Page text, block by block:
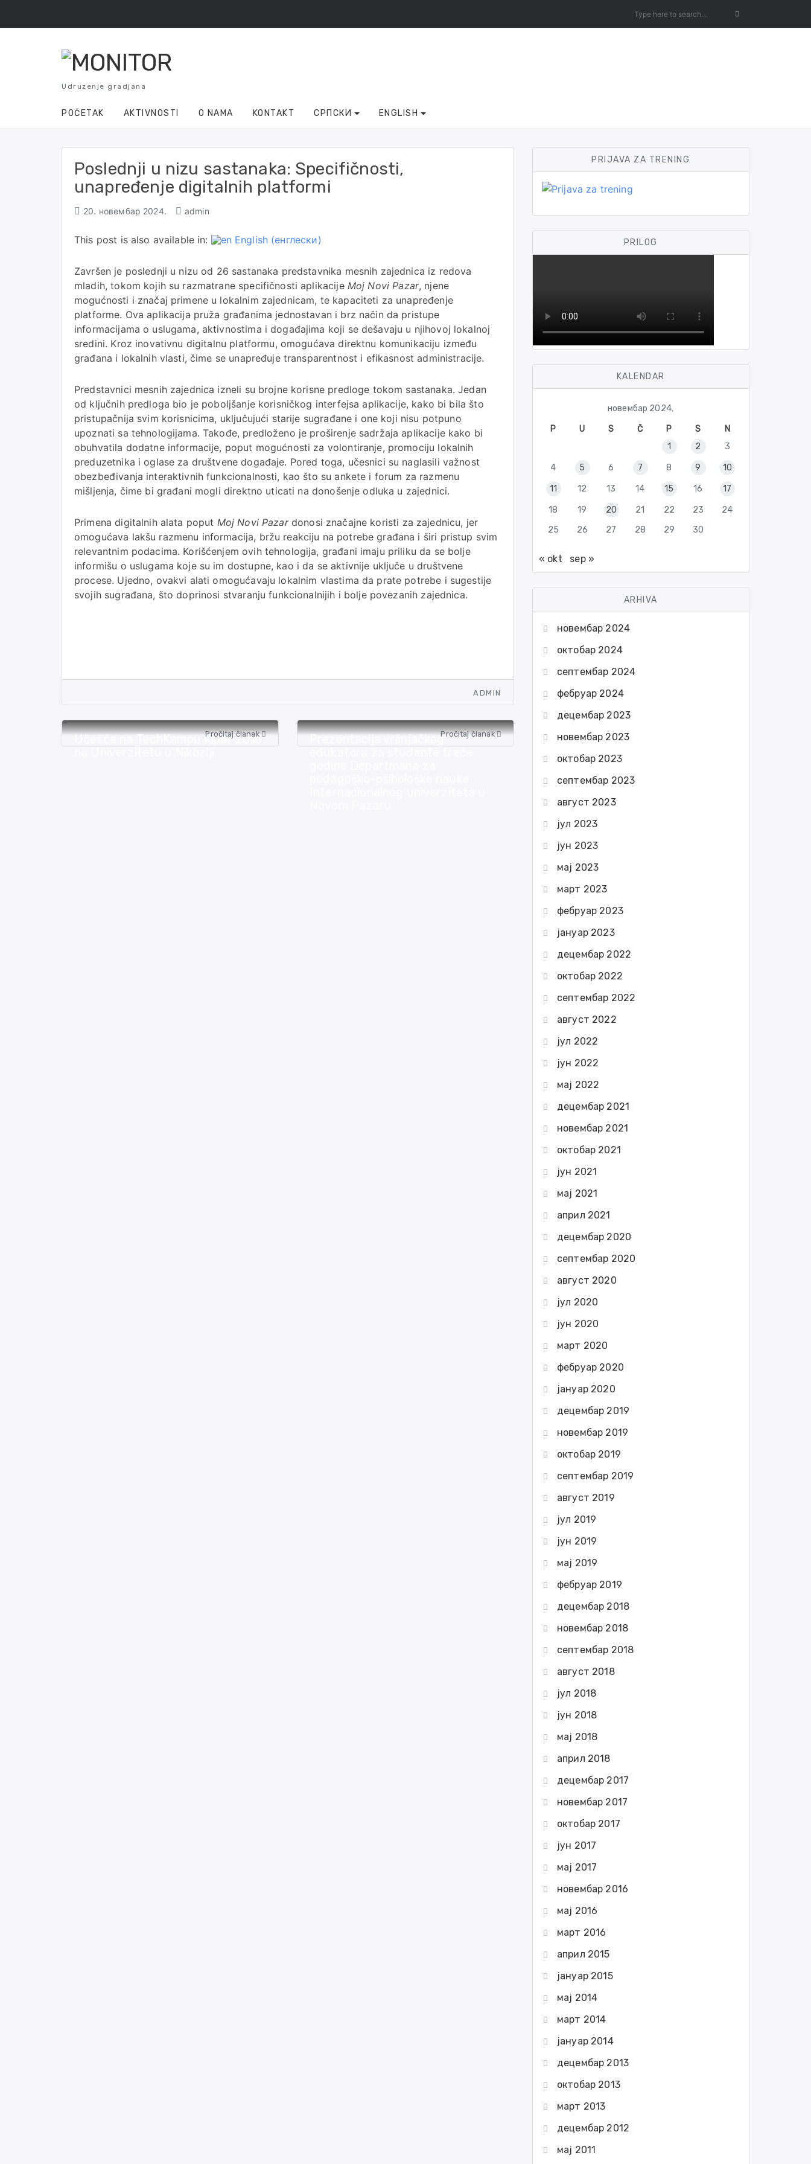
to
content
Udruzenje gradjana
POČETAK AKTIVNOSTI O NAMA KONTAKT СРПСКИ ENGLISH
Poslednji u nizu sastanaka: Specifičnosti,
unapređenje digitalnih platformi
20. новембар 2024. admin
This post is also available in: English(енглески)
Završen je poslednji u nizu od 26 sastanaka predstavnika mesnih zajednica iz redova
mladih, tokom kojih su razmatrane specifičnosti aplikacije Moj Novi Pazar, njene
mogućnosti i značaj primene u lokalnim zajednicam, te kapaciteti za unapređenje
platforme. Ova aplikacija pruža građanima jednostavan i brz način da pristupe
informacijama o uslugama, aktivnostima i događajima koji se dešavaju u njihovoj lokalnoj
sredini. Kroz inovativnu digitalnu platformu, omogućava direktnu komunikaciju između
građana i lokalnih vlasti, čime se unapređuje transparentnost i efikasnost administracije.
Predstavnici mesnih zajednica izneli su brojne korisne predloge tokom sastanaka. Jedan
od ključnih predloga bio je poboljšanje korisničkog interfejsa aplikacije, kako bi bila što
pristupačnija svim korisnicima, uključujući starije sugrađane i one koji nisu potpuno
upoznati sa tehnologijama. Takođe, predloženo je proširenje sadržaja aplikacije kako bi
obuhvatila dodatne informacije, poput mogućnosti za volontiranje, promociju lokalnih
preduzetnika i oglase za društvene događaje. Pored toga, učesnici su naglasili važnost
obezbeđivanja interaktivnih funkcionalnosti, kao što su ankete i forum za razmenu
mišljenja, čime bi građani mogli direktno uticati na donošenje odluka u zajednici.
Primena digitalnih alata poput Moj Novi Pazardonosi značajne koristi za zajednicu, jer
omogućava lakšu razmenu informacija, bržu reakciju na potrebe građana i širi pristup svim
relevantnim podacima. Korišćenjem ovih tehnologija, građani imaju priliku da se bolje
informišu o uslugama koje su im dostupne, kao i da se aktivnije uključe u društvene
procese. Ujedno, ovakvi alati omogućavaju lokalnim vlastima da prate potrebe i sugestije
svojih sugrađana, što doprinosi stvaranju funkcionalnijih i bolje povezanih zajednica.
ADMIN
Učešće na TechKampu Kipar 2018
Pročitaj članak
Prezentacija vršnjačkogPročitaj članak
PRIJAVA ZA TRENING
PRILOG
KALENDAR
новембар 2024.
P
U S Č P S
N
1
2 3
4 5 6 7 8 9 10
11 12 13 14 15 16 17
18 19 20 21 22 23
24
25
26 27 28 29 30
« okt sep »
ARHIVA
новембар 2024
октобар 2024
септембар 2024
фебруар 2024
децембар 2023
новембар 2023
октобар 2023
септембар 2023
август 2023
јул 2023
јун 2023
мај 2023
март 2023
фебруар 2023
јануар 2023
децембар 2022
октобар 2022
септембар 2022
август 2022
јул 2022
јун 2022
мај 2022
децембар 2021
новембар 2021
октобар 2021
јун 2021
мај 2021
април 2021
децембар 2020
септембар 2020
август 2020
јул 2020
јун 2020
март 2020
фебруар 2020
јануар 2020
децембар 2019
новембар 2019
октобар 2019
септембар 2019
август 2019
јул 2019
јун 2019
мај 2019
фебруар 2019
децембар 2018
новембар 2018
септембар 2018
август 2018
јул 2018
јун 2018
мај 2018
април 2018
децембар 2017
новембар 2017
октобар 2017
јун 2017
мај 2017
новембар 2016
мај 2016
март 2016
април 2015
јануар 2015
мај 2014
март 2014
јануар 2014
децембар 2013
октобар 2013
март 2013
децембар 2012
мај 2011